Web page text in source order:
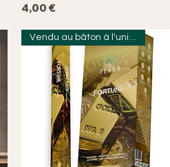
Prix
4,00 €
Vendu au bâton à l'unité!!